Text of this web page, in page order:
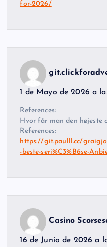
for-2026/
1 de Mayo de 2026 a las
References:
Hvor får man den højeste
References:
https://git.paulll.cc/
-beste-seri%C3%B6se-
Casino
16 de Junio de 2026 a